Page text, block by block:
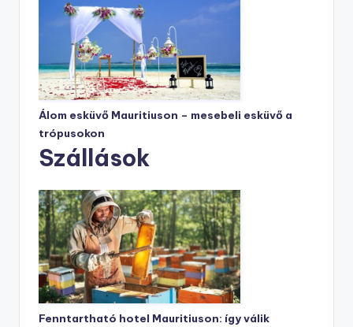
Álom esküvő Mauritiuson – mesebeli esküvő a
trópusokon
Szállások
Fenntartható hotel Mauritiuson: így válik